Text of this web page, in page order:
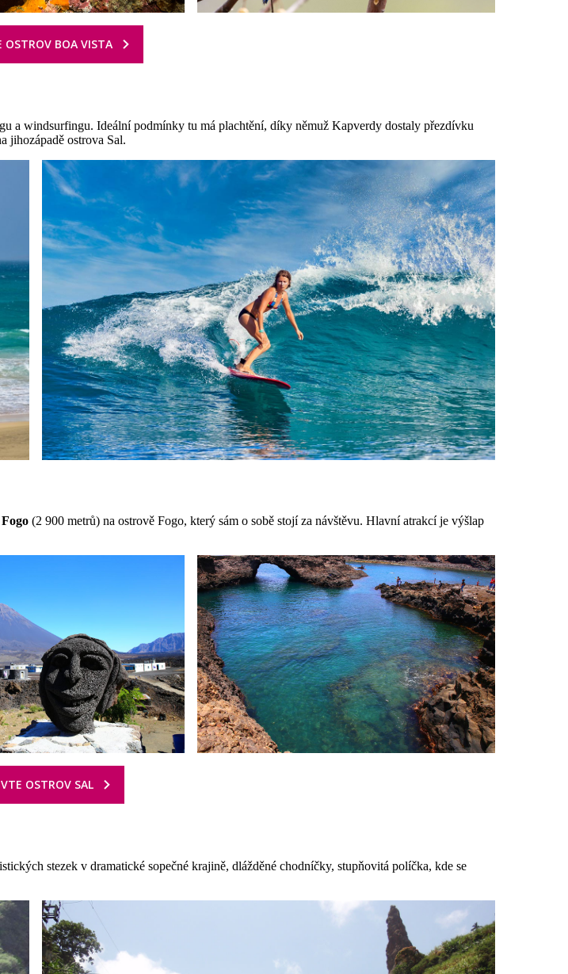
OSTROV BOA VISTA
a windsurfingu. Ideální podmínky tu má plachtění, díky němuž Kapverdy dostaly přezdívku
jihozápadě ostrova Sal.
(2 900 metrů) na ostrově Fogo, který sám o sobě stojí za návštěvu. Hlavní atrakcí je výšlap
OSTROV SAL
stezek v dramatické sopečné krajině, dlážděné chodníčky, stupňovitá políčka, kde se